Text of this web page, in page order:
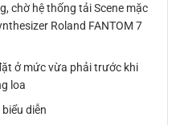
chờ hệ thống tải Scene mặc
Roland FANTOM 7
ở mức vừa phải trước khi
loa
diễn